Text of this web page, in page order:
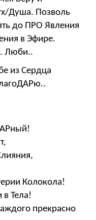
Душа. Позволь
до ПРО Явления
в Эфире.
Люби..
из Сердца
Колокола!
в Тела!
прекрасно